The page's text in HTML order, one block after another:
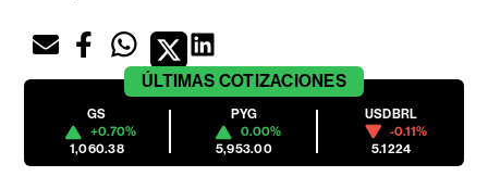
ÚLTIMAS COTIZACIONES
GS
+0.70%
1,060.38
PYG
0.00%
5,953.00
USDBRL
-0.11%
5.1224